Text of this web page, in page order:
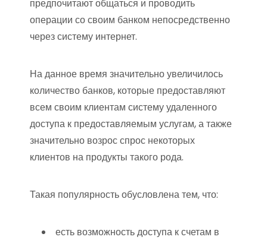
предпочитают общаться и проводить
операции со своим банком непосредственно
через систему интернет.
На данное время значительно увеличилось
количество банков, которые предоставляют
всем своим клиентам систему удаленного
доступа к предоставляемым услугам, а также
значительно возрос спрос некоторых
клиентов на продукты такого рода.
Такая популярность обусловлена тем, что:
есть возможность доступа к счетам в